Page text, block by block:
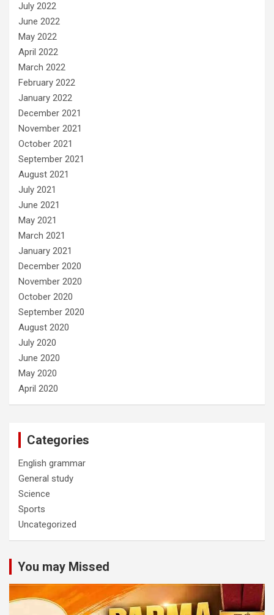
July 2022
June 2022
May 2022
April 2022
March 2022
February 2022
January 2022
December 2021
November 2021
October 2021
September 2021
August 2021
July 2021
June 2021
May 2021
March 2021
January 2021
December 2020
November 2020
October 2020
September 2020
August 2020
July 2020
June 2020
May 2020
April 2020
Categories
English grammar
General study
Science
Sports
Uncategorized
You may Missed